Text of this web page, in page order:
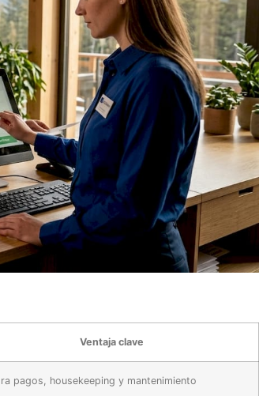
Ventaja clave
pagos, housekeeping y mantenimiento